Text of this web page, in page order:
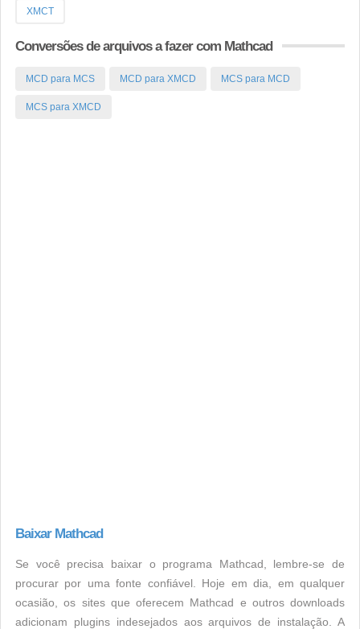
XMCT
Conversões de arquivos a fazer com Mathcad
MCD para MCS MCD para XMCD MCS para MCD
MCS para XMCD
Baixar Mathcad
Se você precisa baixar o programa Mathcad, lembre-se de
procurar por uma fonte confiável. Hoje em dia, em qualquer
ocasião, os sites que oferecem Mathcad e outros downloads
adicionam plugins indesejados aos arquivos de instalação. A